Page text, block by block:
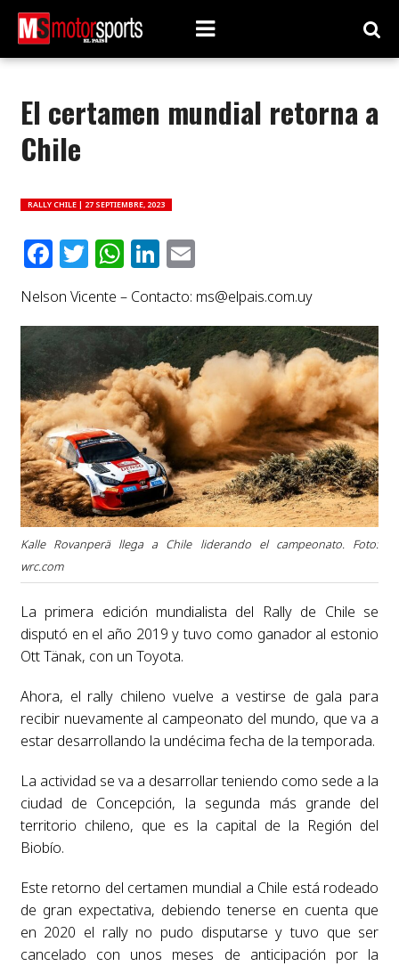
El certamen mundial retorna a
Chile
RALLY CHILE | 27 SEPTIEMBRE, 2023
Facebook
Twitter
WhatsApp
LinkedIn
Email
Nelson Vicente – Contacto: ms@elpais.com.uy
Kalle Rovanperä llega a Chile liderando el campeonato. Foto:
wrc.com
La primera edición mundialista del Rally de Chile se
disputó en el año 2019 y tuvo como ganador al estonio
Ott Tänak, con un Toyota.
Ahora, el rally chileno vuelve a vestirse de gala para
recibir nuevamente al campeonato del mundo, que va a
estar desarrollando la undécima fecha de la temporada.
La actividad se va a desarrollar teniendo como sede a la
ciudad de Concepción, la segunda más grande del
territorio chileno, que es la capital de la Región del
Biobío.
Este retorno del certamen mundial a Chile está rodeado
de gran expectativa, debiendo tenerse en cuenta que
en 2020 el rally no pudo disputarse y tuvo que ser
cancelado con unos meses de anticipación por la